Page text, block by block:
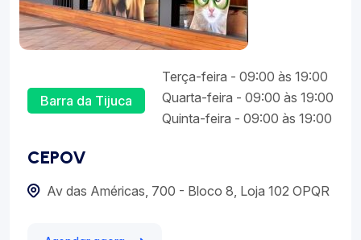
Barra da Tijuca
Terça-feira - 09:00 às 19:00
Quarta-feira - 09:00 às 19:00
Quinta-feira - 09:00 às 19:00
CEPOV
Av das Américas, 700 - Bloco 8, Loja 102 OPQR